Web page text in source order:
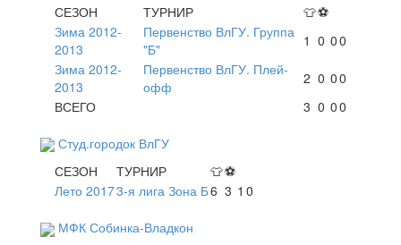
СЕЗОН
ТУРНИР 👕⚽
Зима 2012-
2013
Первенство ВлГУ. Группа
"Б"
1 0 00
Зима 2012-
2013
Первенство ВлГУ. Плей-
офф
2 0 00
ВСЕГО
3 0 00
Студ.городок ВлГУ
СЕЗОН
ТУРНИР 👕⚽
Лето 20173-я лига Зона Б6 3 1 0
МФК Собинка-Владкон